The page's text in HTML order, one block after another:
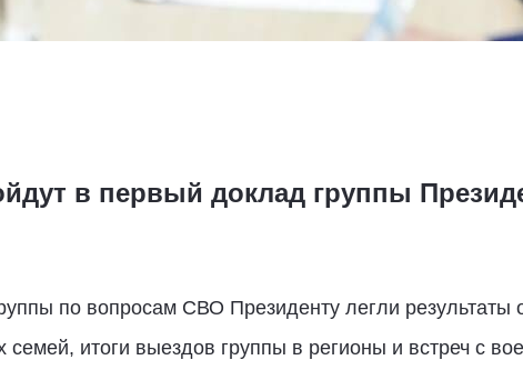
в первый доклад группы
по вопросам СВО Президенту легли результаты
итоги выездов группы в регионы и встреч с